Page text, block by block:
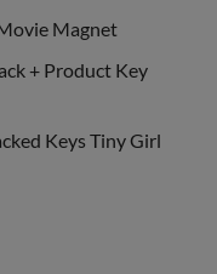
Magnet
+ Product Key
Keys Tiny Girl